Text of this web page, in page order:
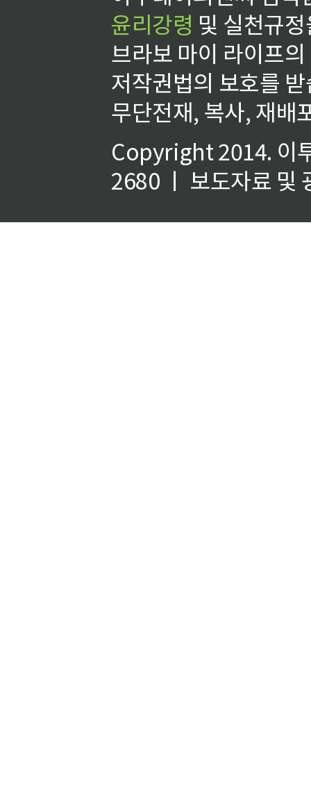
윤리강령 및 실천규
브라보 마이 라이프
저작권법의 보호를
무단전재, 복사, 재배
Copyright 2014. 이
2680 ㅣ 보도자료